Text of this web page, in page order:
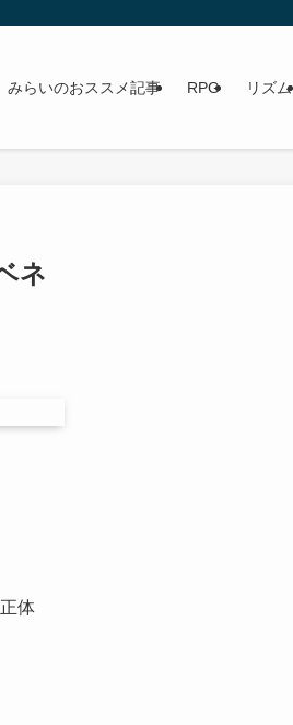
みらいのおススメ記事 RPG リズム
ネ
体